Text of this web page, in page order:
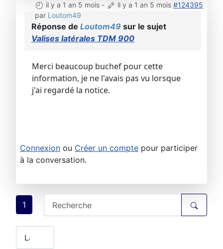
il y a 1 an 5 mois - il y a 1 an 5 mois #124395
par Loutom49
Réponse de Loutom49 sur le sujet
Valises latérales TDM 900
Merci beaucoup buchef pour cette
information, je ne l'avais pas vu lorsque
j'ai regardé la notice.
Connexion ou Créer un compte pour participer
à la conversation.
1